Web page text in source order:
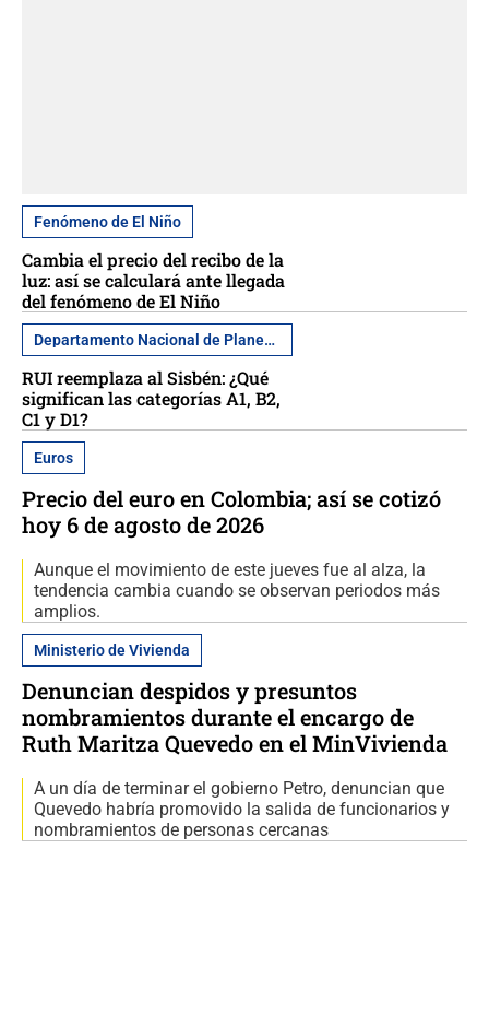
Fenómeno de El Niño
Cambia el precio del recibo de la
luz: así se calculará ante llegada
del fenómeno de El Niño
Departamento Nacional de Planeación
RUI reemplaza al Sisbén: ¿Qué
significan las categorías A1, B2,
C1 y D1?
Euros
Precio del euro en Colombia; así se cotizó
hoy 6 de agosto de 2026
Aunque el movimiento de este jueves fue al alza, la
tendencia cambia cuando se observan periodos más
amplios.
Ministerio de Vivienda
Denuncian despidos y presuntos
nombramientos durante el encargo de
Ruth Maritza Quevedo en el MinVivienda
A un día de terminar el gobierno Petro, denuncian que
Quevedo habría promovido la salida de funcionarios y
nombramientos de personas cercanas